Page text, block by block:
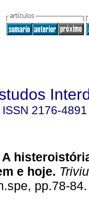
ISSN 2176-4891
A
e hoje.
pp.78-